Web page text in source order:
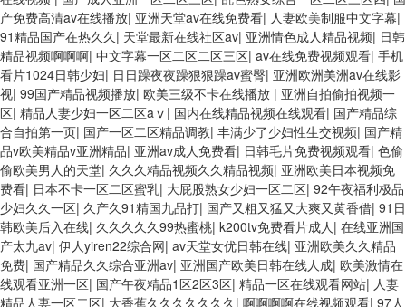
产免费高清av在线播放| 亚洲天堂av在线免费看| 人妻欧美制服中文字幕|
91精品国产在热久久| 天堂最新在线社区av| 亚洲情色成人精品视频| 日韩
精品视频啊啊啊| 中文字幕一区二区二区三区| av在线免费视频观看| 手机
看片1024日韩少妇| 日日躁夜夜躁狠狠躁av蜜臀| 亚洲欧洲美洲av在线影
视| 99国产精品视频播放| 欧美三级不卡在线播放 | 亚洲自拍偷拍视频一
区| 精品人妻少妇一区二区aⅴ | 国内在线精品视频在线观看| 国产精品综
合自拍第一页| 国产一区二区精品调教| 丰满少了少妇性生交视频| 国产精
品v欧美精品v亚洲精品| 亚洲av成人免费看| 日韩毛片免费视频观看| 色偷
偷欧美男人的天堂| 久久久精品视频久久精品视频| 亚洲欧美日本视频免
费看| 日本不卡一区二区蜜乳| 大屁股熟女少妇一区二区| 92午夜福利极品
少妇久久一区| 久产久91精国九品打| 国产又粗又猛又大爽又黄香借| 91日
韩欧美后入在线| 久久久久久99热蜜桃| k200tv免费看片成人| 在线亚洲国
产太九av| 伊人yiren22综合网| av天堂女优日韩在线| 亚洲欧美久久精品
免费| 国产精品久久综合亚洲av| 亚洲国产欧美日韩在线人成| 欧美激情在
线观看亚洲一区| 国产午夜精品1区2区3区| 精品一区在线观看网站| 人妻
精品人妻一区二区| 大香蕉久久久久久久久| 啊啊啊啊在线视频观看| 97人